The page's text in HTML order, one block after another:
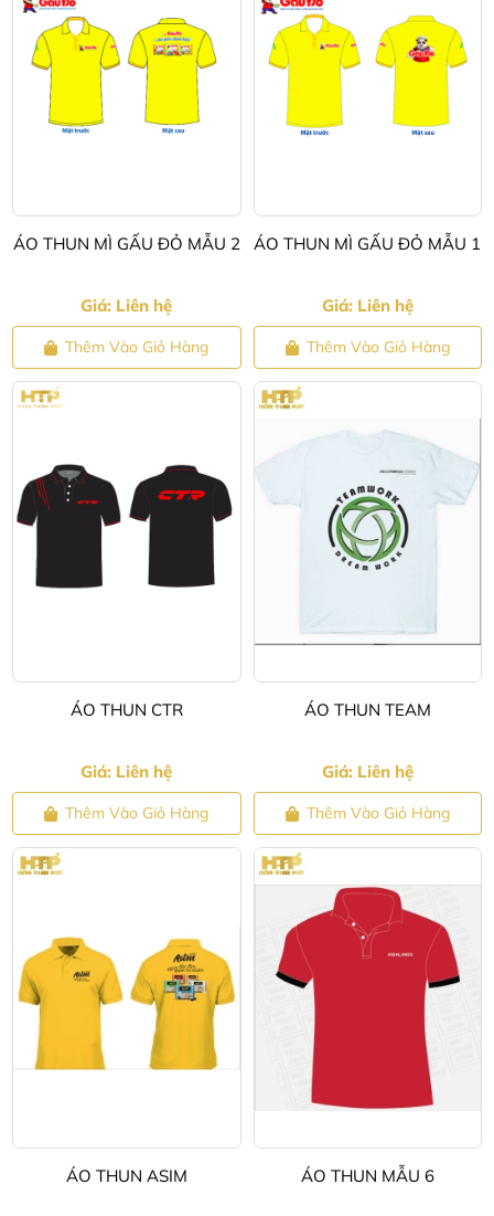
ÁO THUN MÌ GẤU ĐỎ MẪU 2
Giá: Liên hệ
Thêm Vào Giỏ Hàng
ÁO THUN MÌ GẤU ĐỎ MẪU 1
Giá: Liên hệ
Thêm Vào Giỏ Hàng
ÁO THUN CTR
Giá: Liên hệ
Thêm Vào Giỏ Hàng
ÁO THUN TEAM
Giá: Liên hệ
Thêm Vào Giỏ Hàng
ÁO THUN ASIM ÁO THUN MẪU 6